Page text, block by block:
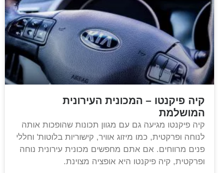
קיה פיקנטו – המכונית העירונית
המושלמת
קיה פיקנטו מגיעה גם עם מגוון תכונות שהופכות אותה
לנוחה ופרקטית, כמו מיזוג אוויר, קישוריות בלוטות' וחללי
פנים מרווחים. אם אתם מחפשים מכונית עירונית נוחה
ופרקטית, קיה פיקנטו היא אופציה מצוינת.